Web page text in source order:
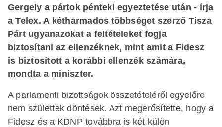
Gergely a pártok pénteki egyeztetése után - írja
a Telex. A kétharmados többséget szerző Tisza
Párt ugyanazokat a feltételeket fogja
biztosítani az ellenzéknek, mint amit a Fidesz
is biztosított a korábbi ellenzék számára,
mondta a miniszter.
A parlamenti bizottságok összetételéről egyelőre
nem születtek döntések. Azt megerősítette, hogy a
Fidesz és a KDNP továbbra is két külön